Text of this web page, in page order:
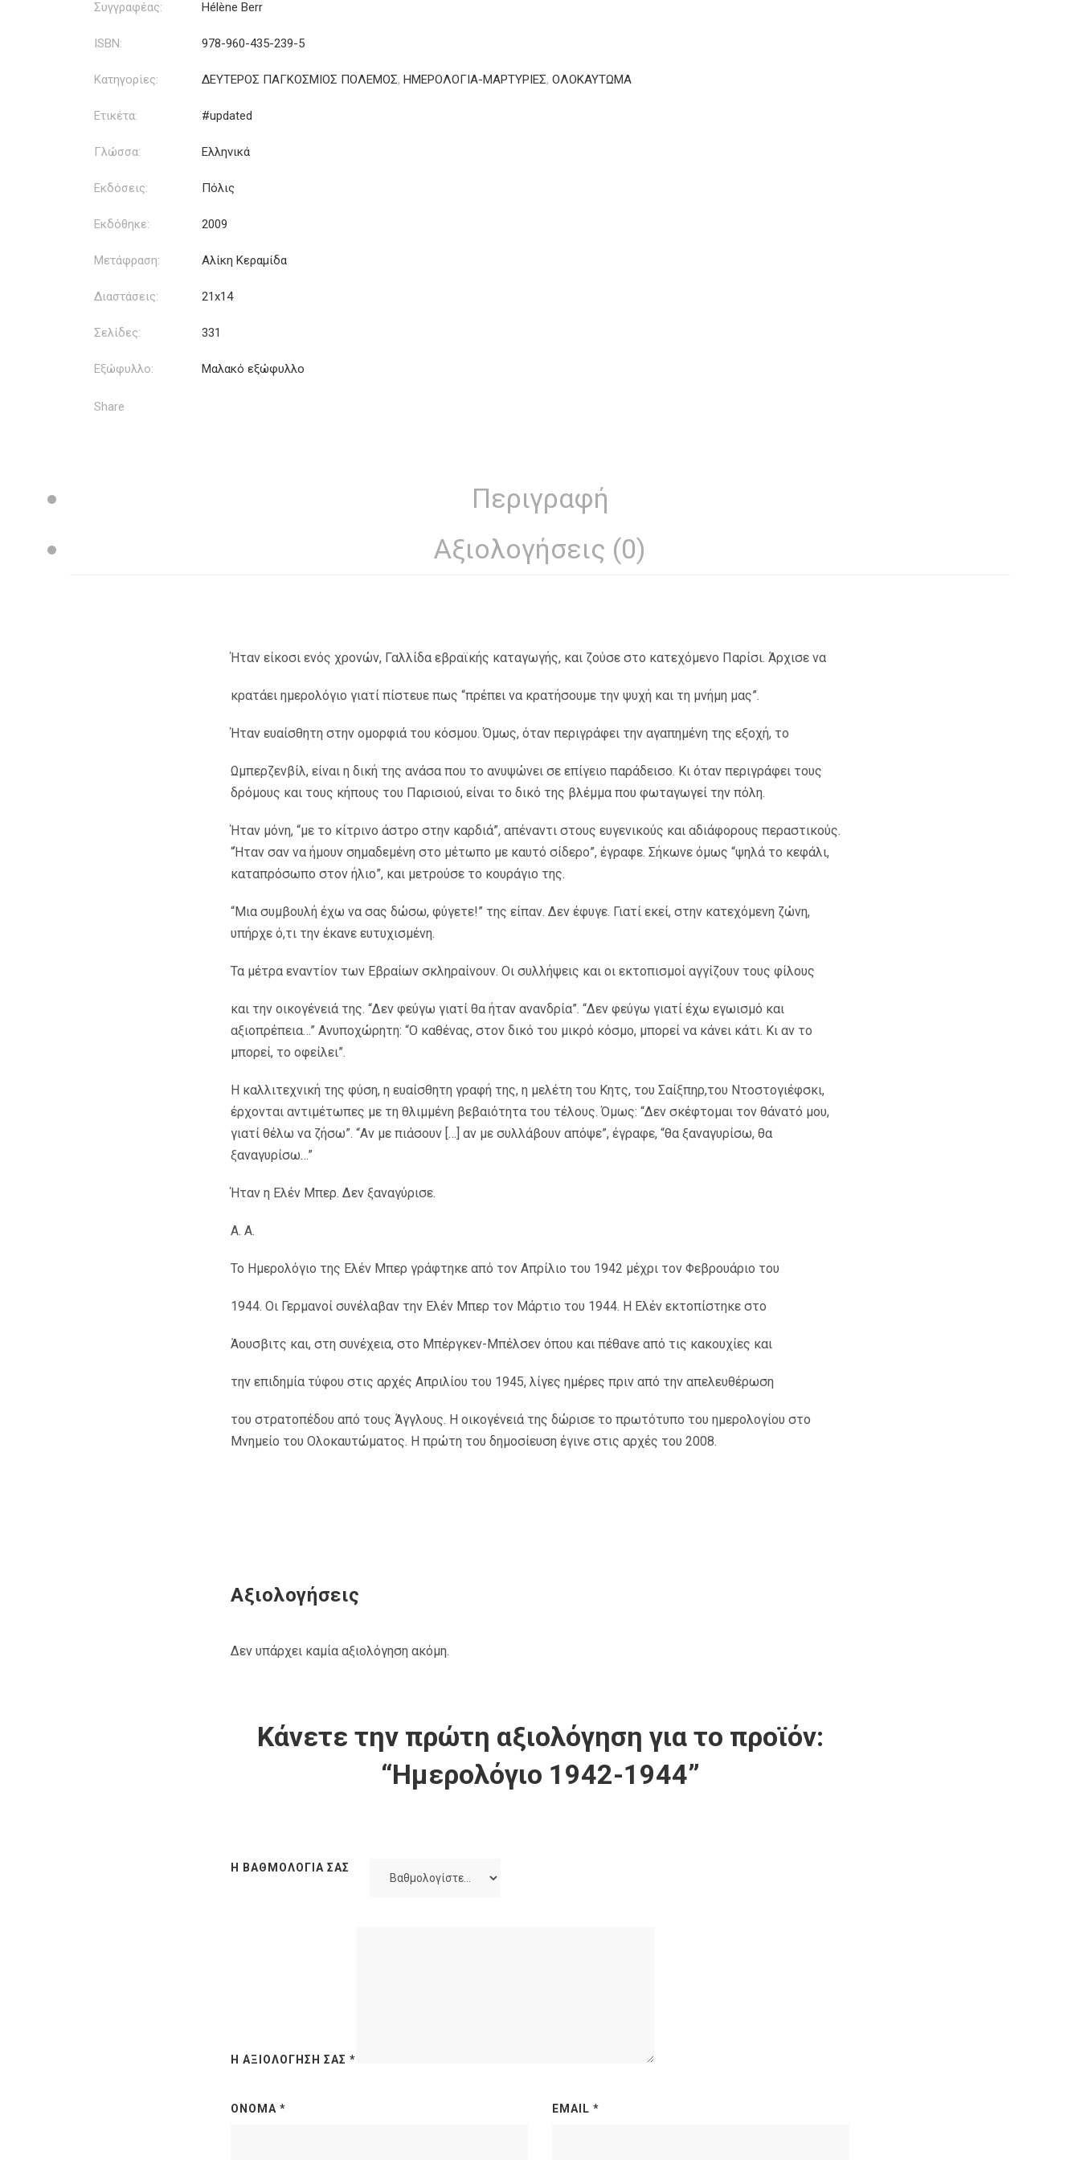
Συγγραφέας: Hélène Berr
ISBN: 978-960-435-239-5
Κατηγορίες: ΔΕΥΤΕΡΟΣ ΠΑΓΚΟΣΜΙΟΣ ΠΟΛΕΜΟΣ, ΗΜΕΡΟΛΟΓΙΑ-ΜΑΡΤΥΡΙΕΣ, ΟΛΟΚΑΥΤΩΜΑ
Ετικέτα: #updated
Γλώσσα: Ελληνικά
Εκδόσεις: Πόλις
Εκδόθηκε: 2009
Μετάφραση: Αλίκη Κεραμίδα
Διαστάσεις: 21x14
Σελίδες: 331
Εξώφυλλο: Μαλακό εξώφυλλο
Share
Περιγραφή
Αξιολογήσεις (0)
Ήταν είκοσι ενός χρονών, Γαλλίδα εβραϊκής καταγωγής, και ζούσε στο κατεχόμενο Παρίσι. Άρχισε να
κρατάει ημερολόγιο γιατί πίστευε πως “πρέπει να κρατήσουμε την ψυχή και τη μνήμη μας”.
Ήταν ευαίσθητη στην ομορφιά του κόσμου. Όμως, όταν περιγράφει την αγαπημένη της εξοχή, το
Ωμπερζενβίλ, είναι η δική της ανάσα που το ανυψώνει σε επίγειο παράδεισο. Κι όταν περιγράφει τους
δρόμους και τους κήπους του Παρισιού, είναι το δικό της βλέμμα που φωταγωγεί την πόλη.
Ήταν μόνη, “με το κίτρινο άστρο στην καρδιά”, απέναντι στους ευγενικούς και αδιάφορους περαστικούς.
“Ήταν σαν να ήμουν σημαδεμένη στο μέτωπο με καυτό σίδερο”, έγραφε. Σήκωνε όμως “ψηλά το κεφάλι,
καταπρόσωπο στον ήλιο”, και μετρούσε το κουράγιο της.
“Μια συμβουλή έχω να σας δώσω, φύγετε!” της είπαν. Δεν έφυγε. Γιατί εκεί, στην κατεχόμενη ζώνη,
υπήρχε ό,τι την έκανε ευτυχισμένη.
Τα μέτρα εναντίον των Εβραίων σκληραίνουν. Οι συλλήψεις και οι εκτοπισμοί αγγίζουν τους φίλους
και την οικογένειά της. “Δεν φεύγω γιατί θα ήταν ανανδρία”. “Δεν φεύγω γιατί έχω εγωισμό και
αξιοπρέπεια…” Ανυποχώρητη: “Ο καθένας, στον δικό του μικρό κόσμο, μπορεί να κάνει κάτι. Κι αν το
μπορεί, το οφείλει”.
Η καλλιτεχνική της φύση, η ευαίσθητη γραφή της, η μελέτη του Κητς, του Σαίξπηρ,του Ντοστογιέφσκι,
έρχονται αντιμέτωπες με τη θλιμμένη βεβαιότητα του τέλους. Όμως: “Δεν σκέφτομαι τον θάνατό μου,
γιατί θέλω να ζήσω”. “Αν με πιάσουν […] αν με συλλάβουν απόψε”, έγραφε, “θα ξαναγυρίσω, θα
ξαναγυρίσω…”
Ήταν η Ελέν Μπερ. Δεν ξαναγύρισε.
Α. Α.
Το Ημερολόγιο της Ελέν Μπερ γράφτηκε από τον Απρίλιο του 1942 μέχρι τον Φεβρουάριο του
1944. Οι Γερμανοί συνέλαβαν την Ελέν Μπερ τον Μάρτιο του 1944. Η Ελέν εκτοπίστηκε στο
Άουσβιτς και, στη συνέχεια, στο Μπέργκεν-Μπέλσεν όπου και πέθανε από τις κακουχίες και
την επιδημία τύφου στις αρχές Απριλίου του 1945, λίγες ημέρες πριν από την απελευθέρωση
του στρατοπέδου από τους Άγγλους. Η οικογένειά της δώρισε το πρωτότυπο του ημερολογίου στο
Μνημείο του Ολοκαυτώματος. Η πρώτη του δημοσίευση έγινε στις αρχές του 2008.
Αξιολογήσεις
Δεν υπάρχει καμία αξιολόγηση ακόμη.
Κάνετε την πρώτη αξιολόγηση για το προϊόν:
“Ημερολόγιο 1942-1944”
Η ΒΑΘΜΟΛΟΓΊΑ ΣΑΣ
Η ΑΞΙΟΛΌΓΗΣΉ ΣΑΣ *
ΌΝΟΜΑ * EMAIL *